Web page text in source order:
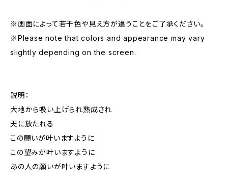
※画面によって若干色や見え方が違うことをご了承ください。
※Please note that colors and appearance may vary
slightly depending on the screen.
説明：
大地から吸い上げられ熟成され
天に放たれる
この願いが叶いますように
この望みが叶いますように
あの人の願いが叶いますように